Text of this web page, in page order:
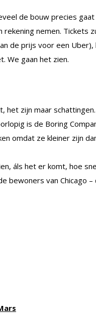
de bouw precies
rekening nemen. Tickets
de prijs voor een
We gaan het zien.
het zijn maar
is de Boring
omdat ze kleiner zijn
áls het er komt, hoe
bewoners van Chicago